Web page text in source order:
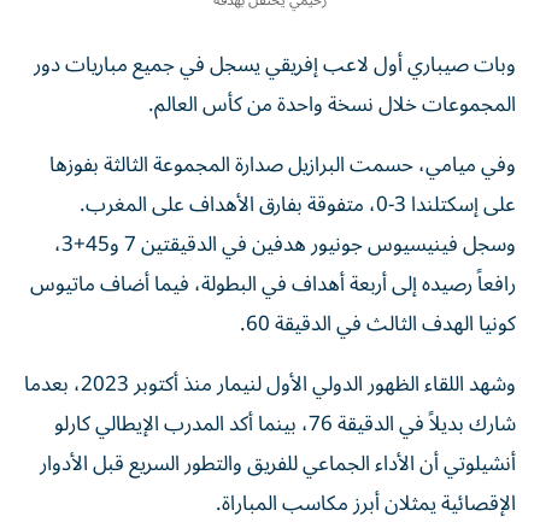
وبات صيباري أول لاعب إفريقي يسجل في جميع مباريات دور
المجموعات خلال نسخة واحدة من كأس العالم.
وفي ميامي، حسمت البرازيل صدارة المجموعة الثالثة بفوزها
على إسكتلندا 3-0، متفوقة بفارق الأهداف على المغرب.
وسجل فينيسيوس جونيور هدفين في الدقيقتين 7 و45+3،
رافعاً رصيده إلى أربعة أهداف في البطولة، فيما أضاف ماتيوس
كونيا الهدف الثالث في الدقيقة 60.
وشهد اللقاء الظهور الدولي الأول لنيمار منذ أكتوبر 2023، بعدما
شارك بديلاً في الدقيقة 76، بينما أكد المدرب الإيطالي كارلو
أنشيلوتي أن الأداء الجماعي للفريق والتطور السريع قبل الأدوار
الإقصائية يمثلان أبرز مكاسب المباراة.